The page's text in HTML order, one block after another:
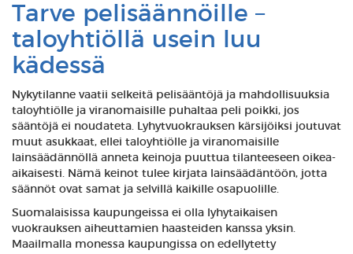
Tarve pelisäännöille –
taloyhtiöllä usein luu
kädessä
Nykytilanne vaatii selkeitä pelisääntöjä ja mahdollisuuksia
taloyhtiölle ja viranomaisille puhaltaa peli poikki, jos
sääntöjä ei noudateta. Lyhytvuokrauksen kärsijöiksi joutuvat
muut asukkaat, ellei taloyhtiölle ja viranomaisille
lainsäädännöllä anneta keinoja puuttua tilanteeseen oikea-
aikaisesti. Nämä keinot tulee kirjata lainsäädäntöön, jotta
säännöt ovat samat ja selvillä kaikille osapuolille.
Suomalaisissa kaupungeissa ei olla lyhytaikaisen
vuokrauksen aiheuttamien haasteiden kanssa yksin.
Maailmalla monessa kaupungissa on edellytetty